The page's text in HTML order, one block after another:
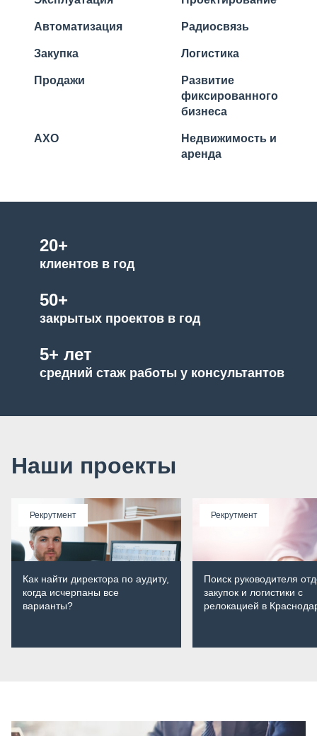
Автоматизация Радиосвязь
Закупка Логистика
Продажи
Развитие
фиксированного
бизнеса
АХО
Недвижимость и
аренда
20+
клиентов в год
50+
закрытых проектов в год
5+ лет
средний стаж работы у консультантов
Наши проекты
Рекрутмент
Как найти директора по аудиту,
когда исчерпаны все
варианты?
Рекрутмент
Поиск руководителя
закупок и логистики с
релокацией в